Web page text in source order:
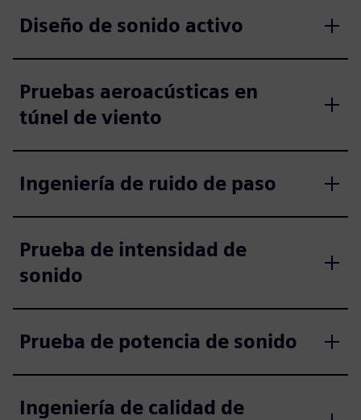
Diseño de sonido activo
Pruebas aeroacústicas en
túnel de viento
Ingeniería de ruido de paso
Prueba de intensidad de
sonido
Prueba de potencia de sonido
Ingeniería de calidad de